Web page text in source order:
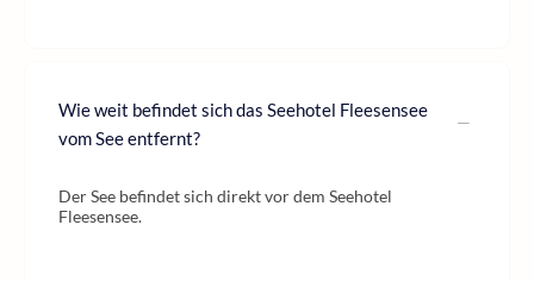
Wie weit befindet sich das Seehotel Fleesensee
vom See entfernt?
Der See befindet sich direkt vor dem Seehotel
Fleesensee.